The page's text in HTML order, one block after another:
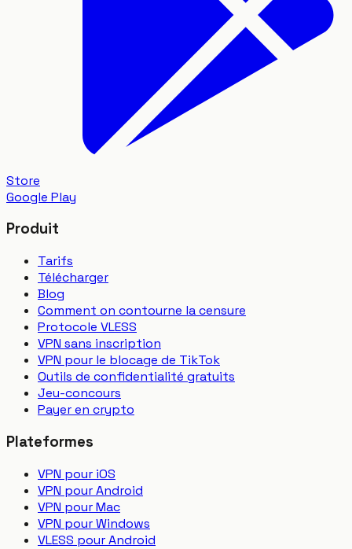
Store
Google Play
Produit
Tarifs
Télécharger
Blog
Comment on contourne la censure
Protocole VLESS
VPN sans inscription
VPN pour le blocage de TikTok
Outils de confidentialité gratuits
Jeu-concours
Payer en crypto
Plateformes
VPN pour iOS
VPN pour Android
VPN pour Mac
VPN pour Windows
VLESS pour Android